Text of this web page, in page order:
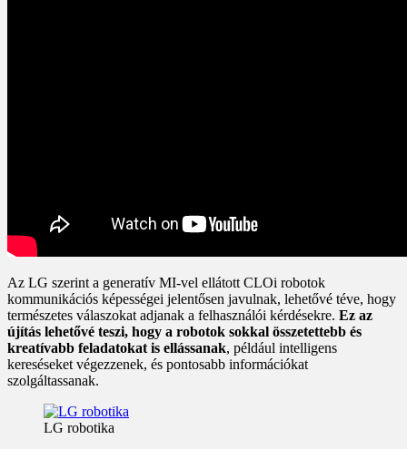
Az LG szerint a generatív MI-vel ellátott CLOi robotok
kommunikációs képességei jelentősen javulnak, lehetővé téve, hogy
természetes válaszokat adjanak a felhasználói kérdésekre. Ez az
újítás lehetővé teszi, hogy a robotok sokkal összetettebb és
kreatívabb feladatokat is ellássanak, például intelligens
kereséseket végezzenek, és pontosabb információkat
szolgáltassanak.
LG robotika